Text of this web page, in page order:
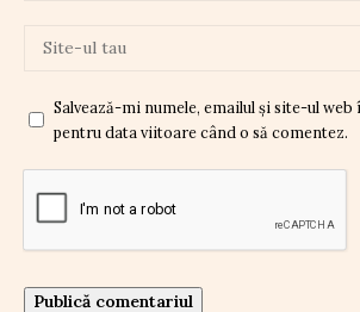
Salvează-mi numele, emailul și site-ul
pentru data viitoare când o să comentez.